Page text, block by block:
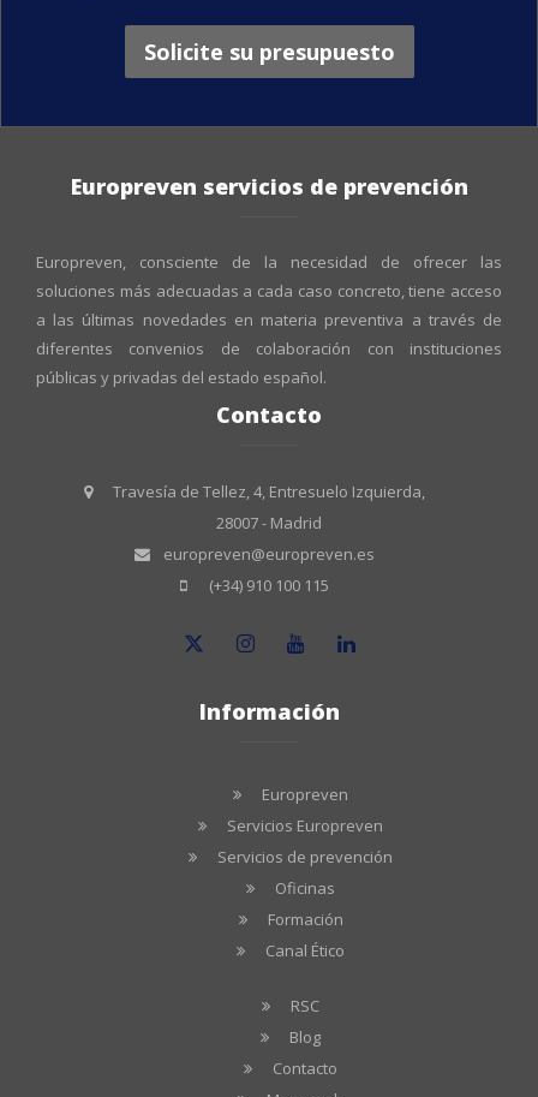
Solicite su presupuesto
Europreven servicios de prevención
Europreven, consciente de la necesidad de ofrecer las
soluciones más adecuadas a cada caso concreto, tiene acceso
a las últimas novedades en materia preventiva a través de
diferentes convenios de colaboración con instituciones
públicas y privadas del estado español.
Contacto
Travesía de Tellez, 4, Entresuelo Izquierda,
28007 - Madrid
europreven@europreven.es
(+34) 910 100 115
Información
Europreven
Servicios Europreven
Servicios de prevención
Oficinas
Formación
Canal Ético
RSC
Blog
Contacto